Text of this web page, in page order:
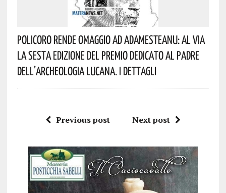
Policoro Rende Omaggio Ad Adamesteanu: Al Via
La Sesta Edizione Del Premio Dedicato Al Padre
Dell’archeologia Lucana. I Dettagli
Previous post Next post